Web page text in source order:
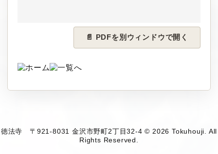
📄 PDFを別ウィンドウで開く
徳法寺 〒921-8031 金沢市野町2丁目32-4 © 2026 Tokuhouji. All
Rights Reserved.